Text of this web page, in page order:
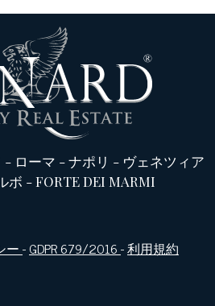
- ローマ -ナポリ - ヴェネツィア
ボ -FORTE DEI MARMI
ー-GDPR 679/2016-利用規約